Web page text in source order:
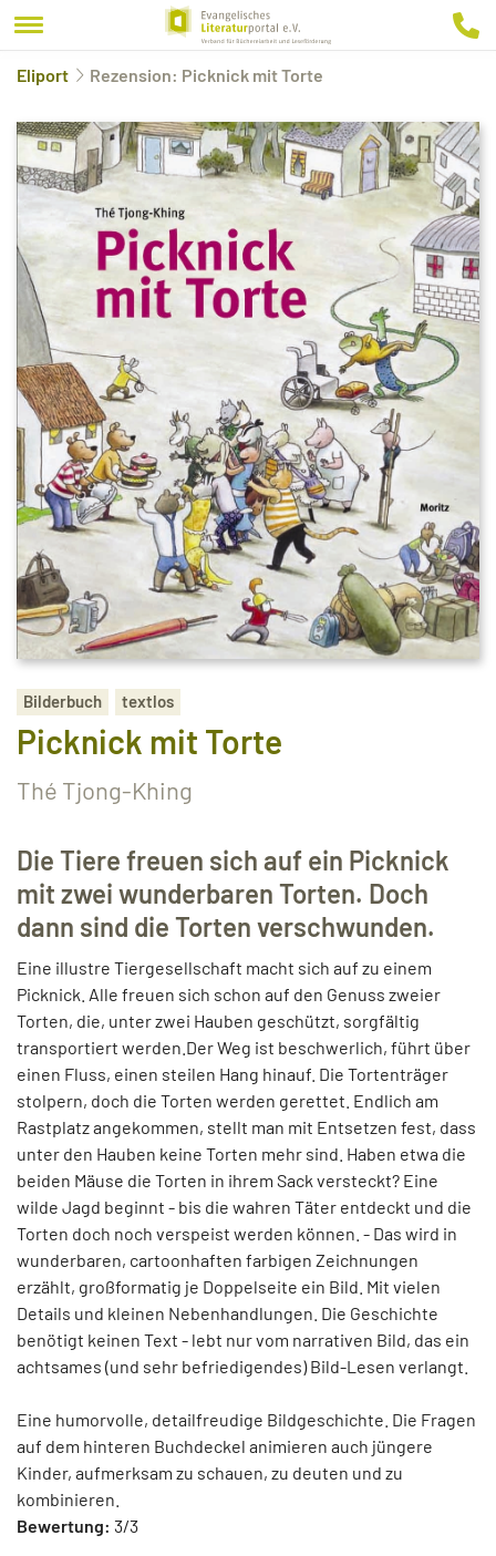
Eliport Rezension: Picknick mit Torte
Bilderbuch textlos
Picknick mit Torte
Thé Tjong-Khing
Die Tiere freuen sich auf ein Picknick
mit zwei wunderbaren Torten. Doch
dann sind die Torten verschwunden.
Eine illustre Tiergesellschaft macht sich auf zu einem
Picknick. Alle freuen sich schon auf den Genuss zweier
Torten, die, unter zwei Hauben geschützt, sorgfältig
transportiert werden.Der Weg ist beschwerlich, führt über
einen Fluss, einen steilen Hang hinauf. Die Tortenträger
stolpern, doch die Torten werden gerettet. Endlich am
Rastplatz angekommen, stellt man mit Entsetzen fest, dass
unter den Hauben keine Torten mehr sind. Haben etwa die
beiden Mäuse die Torten in ihrem Sack versteckt? Eine
wilde Jagd beginnt - bis die wahren Täter entdeckt und die
Torten doch noch verspeist werden können. - Das wird in
wunderbaren, cartoonhaften farbigen Zeichnungen
erzählt, großformatig je Doppelseite ein Bild. Mit vielen
Details und kleinen Nebenhandlungen. Die Geschichte
benötigt keinen Text - lebt nur vom narrativen Bild, das ein
achtsames (und sehr befriedigendes) Bild-Lesen verlangt.
Eine humorvolle, detailfreudige Bildgeschichte. Die Fragen
auf dem hinteren Buchdeckel animieren auch jüngere
Kinder, aufmerksam zu schauen, zu deuten und zu
kombinieren.
Bewertung: 3/3